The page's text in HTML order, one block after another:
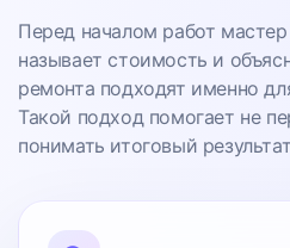
Перед началом работ
называет стоимость и
ремонта подходят именно
Такой подход помогает не
понимать итоговый